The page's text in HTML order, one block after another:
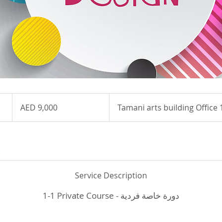
dirhams
AED 9,000 Tamani arts building Office
Service Description
1-1 Private Course - دورة خاصة فردية